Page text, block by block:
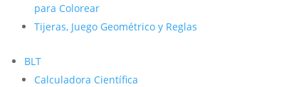
para Colorear
Tijeras, Juego Geométrico y Reglas
BLT
Calculadora Científica